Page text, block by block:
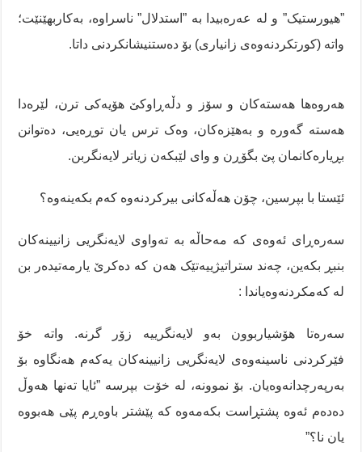
”هیورستیک” و لە عەرەبیدا بە ”استدلال” ناسراوە، بەکاربهێنێت؛
واتە (کورتکردنەوەی زانیاری) بۆ دەستنیشانکردنی داتا.
هەروەها هەستەکان و سۆز و دڵەڕاوکێ هۆیەکی ترن، لێرەدا
هەستە گەورە و بەهێزەکان، وەک ترس یان توڕەیی، دەتوانن
بڕیارەکانمان پێ بگۆڕن و وای لێبکەن زیاتر لایەنگربن.
ئێستا با بپرسین، چۆن هەڵەکانی بیرکردنەوە کەم بکەینەوە؟
سەرەڕای ئەوەی کە مەحاڵە بە تەواوی لایەنگریی زانیینەکان
بنبڕ بکەین، چەند ستراتیژییەتێک هەن کە دەکرێ یارمەتیدەر بن
لە کەمکردنەوەیاندا :
سەرەتا هۆشیاربوون بەو لایەنگرییە زۆر گرنە. واتە خۆ
فێرکردنی ناسینەوەی لایەنگریی زانیینەکان یەکەم هەنگاوە بۆ
بەرپەرچدانەوەیان. بۆ نموونە، لە خۆت بپرسە ”ئایا تەنها هەوڵ
دەدەم ئەوە پشتڕاست بکەمەوە کە پێشتر باوەڕم پێی هەبووە
یان نا؟”